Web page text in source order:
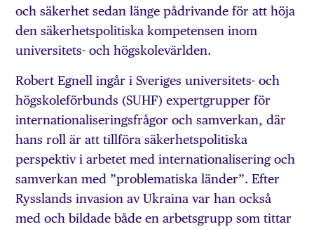
och säkerhet sedan länge pådrivande för att höja
den säkerhetspolitiska kompetensen inom
universitets- och högskolevärlden.
Robert Egnell ingår i Sveriges universitets- och
högskoleförbunds (SUHF) expertgrupper för
internationaliseringsfrågor och samverkan, där
hans roll är att tillföra säkerhetspolitiska
perspektiv i arbetet med internationalisering och
samverkan med ”problematiska länder”. Efter
Rysslands invasion av Ukraina var han också
med och bildade både en arbetsgrupp som tittar